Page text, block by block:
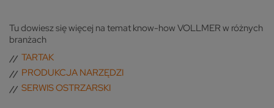
Tu dowiesz się więcej na temat know-how VOLLMER w różnych
branżach
TARTAK
PRODUKCJA NARZĘDZI
SERWIS OSTRZARSKI